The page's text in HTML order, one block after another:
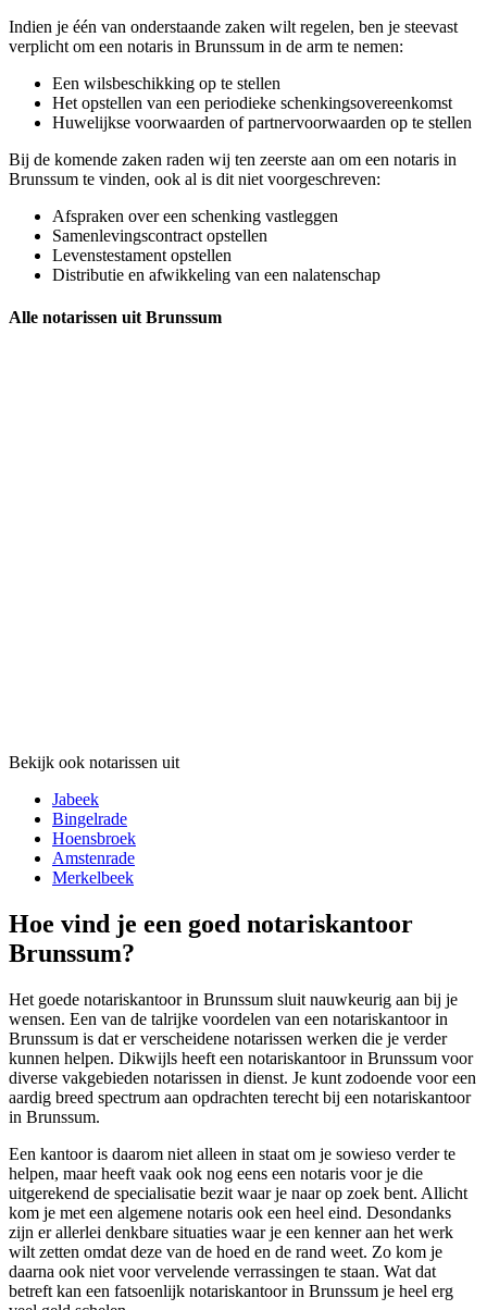
Indien je één van onderstaande zaken wilt regelen, ben je steevast
verplicht om een notaris in Brunssum in de arm te nemen:
Een wilsbeschikking op te stellen
Het opstellen van een periodieke schenkingsovereenkomst
Huwelijkse voorwaarden of partnervoorwaarden op te stellen
Bij de komende zaken raden wij ten zeerste aan om een notaris in
Brunssum te vinden, ook al is dit niet voorgeschreven:
Afspraken over een schenking vastleggen
Samenlevingscontract opstellen
Levenstestament opstellen
Distributie en afwikkeling van een nalatenschap
Alle notarissen uit Brunssum
Bekijk ook notarissen uit
Jabeek
Bingelrade
Hoensbroek
Amstenrade
Merkelbeek
Hoe vind je een goed notariskantoor
Brunssum?
Het goede notariskantoor in Brunssum sluit nauwkeurig aan bij je
wensen. Een van de talrijke voordelen van een notariskantoor in
Brunssum is dat er verscheidene notarissen werken die je verder
kunnen helpen. Dikwijls heeft een notariskantoor in Brunssum voor
diverse vakgebieden notarissen in dienst. Je kunt zodoende voor een
aardig breed spectrum aan opdrachten terecht bij een notariskantoor
in Brunssum.
Een kantoor is daarom niet alleen in staat om je sowieso verder te
helpen, maar heeft vaak ook nog eens een notaris voor je die
uitgerekend de specialisatie bezit waar je naar op zoek bent. Allicht
kom je met een algemene notaris ook een heel eind. Desondanks
zijn er allerlei denkbare situaties waar je een kenner aan het werk
wilt zetten omdat deze van de hoed en de rand weet. Zo kom je
daarna ook niet voor vervelende verrassingen te staan. Wat dat
betreft kan een fatsoenlijk notariskantoor in Brunssum je heel erg